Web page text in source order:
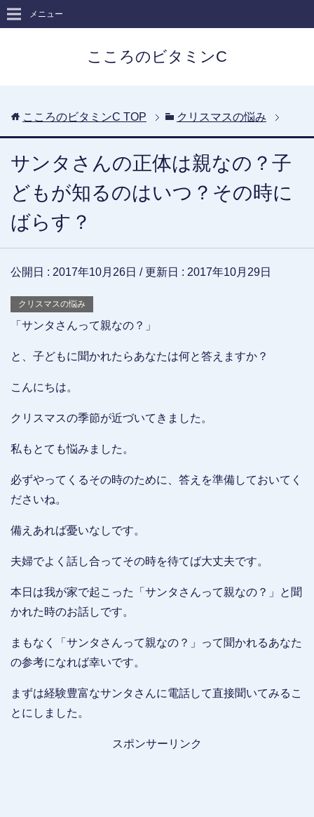
こころのビタミンC
メニュー
こころのビタミンC TOP クリスマスの悩み
サンタさんの正体は親なの？子
どもが知るのはいつ？その時に
ばらす？
公開日 : 2017年10月26日 / 更新日 : 2017年10月29日
クリスマスの悩み
「サンタさんって親なの？」
と、子どもに聞かれたらあなたは何と答えますか？
こんにちは。
クリスマスの季節が近づいてきました。
私もとても悩みました。
必ずやってくるその時のために、答えを準備しておいてく
ださいね。
備えあれば憂いなしです。
夫婦でよく話し合ってその時を待てば大丈夫です。
本日は我が家で起こった「サンタさんって親なの？」と聞
かれた時のお話しです。
まもなく「サンタさんって親なの？」って聞かれるあなた
の参考になれば幸いです。
まずは経験豊富なサンタさんに電話して直接聞いてみるこ
とにしました。
スポンサーリンク